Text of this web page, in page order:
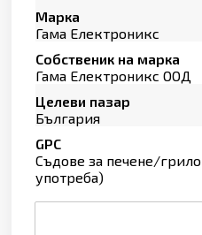
Марка
Гама Електроникс
Собственик на марка
Гама Електроникс ООД
Целеви пазар
България
GPC
Съдове за печене/
употреба)